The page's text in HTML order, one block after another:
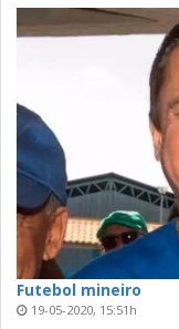
Futebol mineiro
19-05-2020, 15:51h